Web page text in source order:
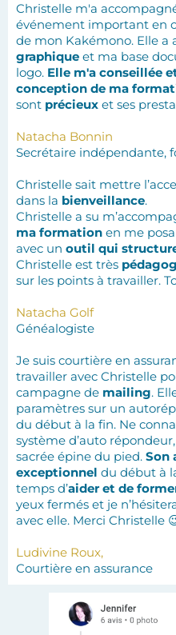
Christelle m'a
événement important en
de mon Kakémono. Elle a
graphique et ma base
logo. Elle m'a conseillée
conception de ma
sont précieux et ses
Natacha Bonnin
Secrétaire indépendante,
Christelle sait mettre
dans la bienveillance.
Christelle a su
ma formation en me
avec un outil qui
Christelle est très
sur les points à travailler.
Natacha Golf
Généalogiste
Je suis courtière en
travailler avec Christelle
campagne de mailing.
paramètres sur un
du début à la fin. Ne
système d’auto
sacrée épine du pied. Son
exceptionnel du début à
temps d’aider et de
yeux fermés et je
avec elle. Merci Christelle
Ludivine Roux,
Courtière en assurance